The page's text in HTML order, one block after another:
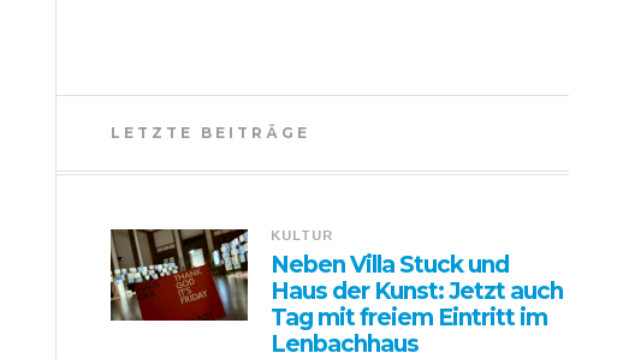
LETZTE BEITRÄGE
KULTUR
Neben Villa Stuck und
Haus der Kunst: Jetzt auch
Tag mit freiem Eintritt im
Lenbachhaus